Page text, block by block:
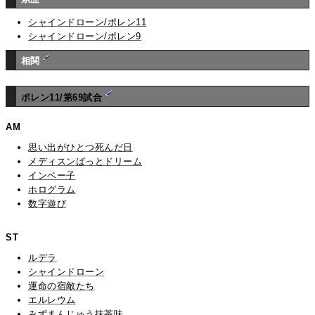
シャインドローン/ポレン11
シャインドローン/ポレン9
相関
ポレン11/第69試合
AM
思い出がひとつ死んだ日
メディスンばっとドリーム
インベー子
ホログラム
数字遊び
ST
ルデラ
シャインドローン
運命の宿敵たち
エルレウム